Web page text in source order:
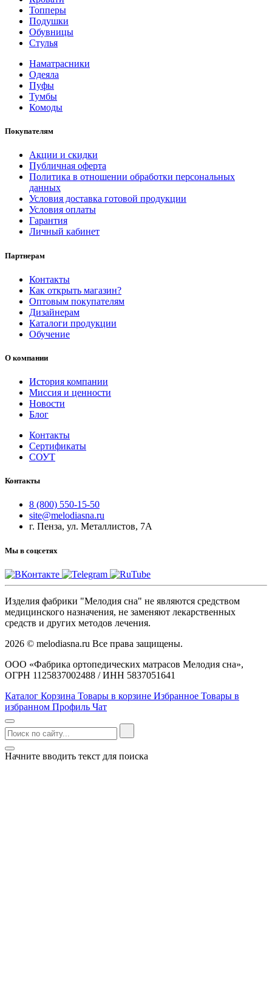
Топперы
Подушки
Обувницы
Стулья
Наматрасники
Одеяла
Пуфы
Тумбы
Комоды
Покупателям
Акции и скидки
Публичная оферта
Политика в отношении обработки персональных
данных
Условия доставка готовой продукции
Условия оплаты
Гарантия
Личный кабинет
Партнерам
Контакты
Как открыть магазин?
Оптовым покупателям
Дизайнерам
Каталоги продукции
Обучение
О компании
История компании
Миссия и ценности
Новости
Блог
Контакты
Сертификаты
СОУТ
Контакты
8 (800) 550-15-50
site@melodiasna.ru
г. Пенза, ул. Металлистов, 7А
Мы в соцсетях
Изделия фабрики "Мелодия сна" не являются средством
медицинского назначения, не заменяют лекарственных
средств и других методов лечения.
2026 © melodiasna.ru Все права защищены.
ООО «Фабрика ортопедических матрасов Мелодия сна»,
ОГРН 1125837002488 / ИНН 5837051641
Каталог Корзина Товары в корзине Избранное Товары в
избранном Профиль Чат
Начните вводить текст для поиска